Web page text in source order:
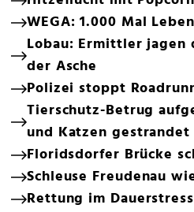
WEGA: 1.000 Mal
Lobau: Ermittler
der Asche
Polizei stoppt
Tierschutz-Betrug
und Katzen gestrandet
Floridsdorfer Brücke
Schleuse Freudenau
Rettung im Dauerstress